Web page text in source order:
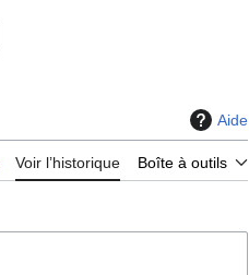
Aide
Voir l’historique Boîte à outils